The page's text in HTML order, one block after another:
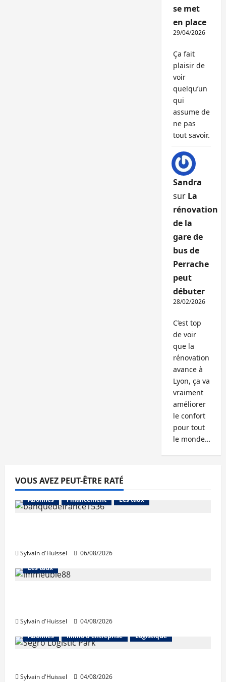
se met
en place
29/04/2026
Ça fait
plaisir de
voir
quelqu’un
qui
assume de
ne pas
tout savoir.
Sandra
sur La
rénovation
de la
gare de
bus de
Perrache
peut
débuter
28/02/2026
C’est top
de voir
que la
rénovation
avance à
Lyon, ça va
vraiment
améliorer
le confort
pour tout
le monde…
VOUS AVEZ PEUT-ÊTRE RATÉ
Abonnés Financement Les taux
Sylvain d'Huissel 06/08/2026
Abonnés Financement
Les taux
Sylvain d'Huissel
04/08/2026
Abonnés
Immo d'entreprise Logistique
Sylvain d'Huissel
04/08/2026